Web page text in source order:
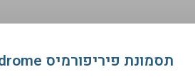
תסמונת פיריפורמיס piriformis syndrome